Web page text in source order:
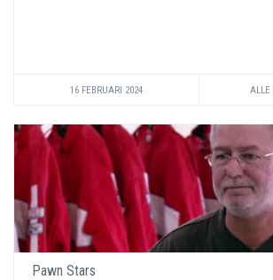
16 FEBRUARI 2024 ALLE
Pawn Stars